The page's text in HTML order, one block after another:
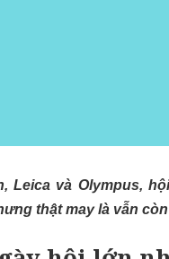
Leica và Olympus,
thật may là vẫn